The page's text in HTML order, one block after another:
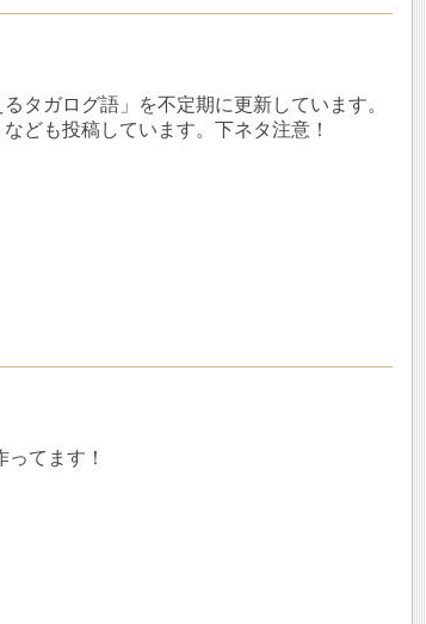
タガログ語」を不定期に更新しています。
ども投稿しています。下ネタ注意！
てます！